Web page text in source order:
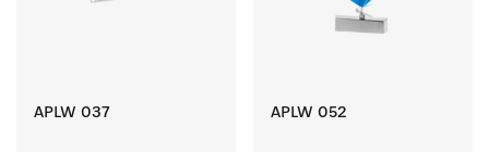
APLW 037 APLW 052